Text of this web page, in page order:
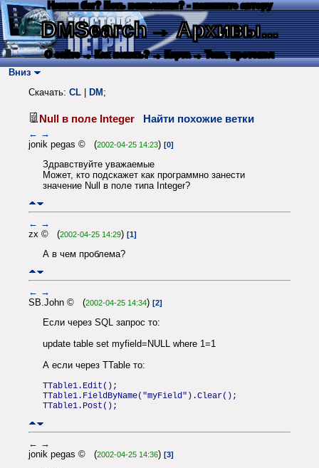
Нашли баг? Есть пожелания? - напишите автору
DMSearch→ Архивы...
О сайте → Как искать? → Карта → Текс. протокол
Вниз
Скачать: CL DM ;
Null в поле Integer Найти похожие ветки
← →
jonik pegas © (2002-04-25 14:23) [0]
Здравствуйте уважаемые
Может, кто подскажет как программно занести
значение Null в поле типа Integer?
← →
zx © (2002-04-25 14:29) [1]
А в чем проблема?
← →
SB.John © (2002-04-25 14:34) [2]
Если через SQL запрос то:
update table set myfield=NULL where 1=1
А если через TTable то:
TTable1.Edit();
TTable1.FieldByName("myField").Clear();
TTable1.Post();
← →
jonik pegas © (2002-04-25 14:36) [3]